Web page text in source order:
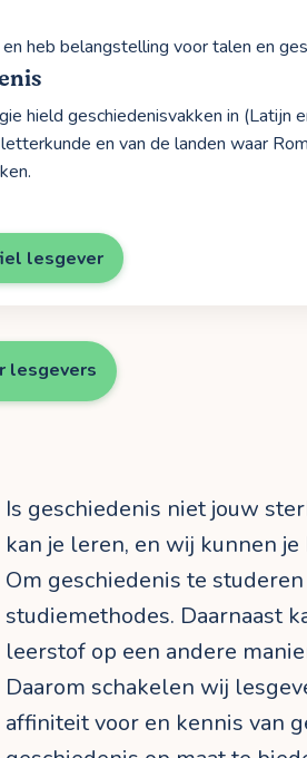
heb belangstelling voor talen en
hield geschiedenisvakken in (Latijn
en van de landen waar
lesgever
lesgevers
Is geschiedenis niet jouw
kan je leren, en wij kunnen
Om geschiedenis te
studiemethodes. Daarnaast
leerstof op een andere
Daarom schakelen wij
affiniteit voor en kennis van